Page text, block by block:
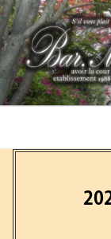
コ
ン
テ
ン
ツ
へ